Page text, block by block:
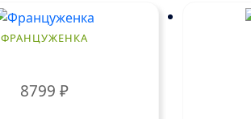
ФРАНЦУЖЕНКА
8799 ₽